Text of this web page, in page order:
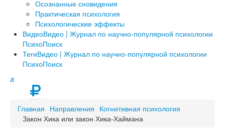
Осознанные сновидения
Практическая психология
Психологические эффекты
ВидеоВидео | Журнал по научно-популярной психологии
ПсихоПоиск
ТегиВидео | Журнал по научно-популярной психологии
ПсихоПоиск
a
Главная Направления Когнитивная психология
Закон Хика или закон Хика-Хаймана